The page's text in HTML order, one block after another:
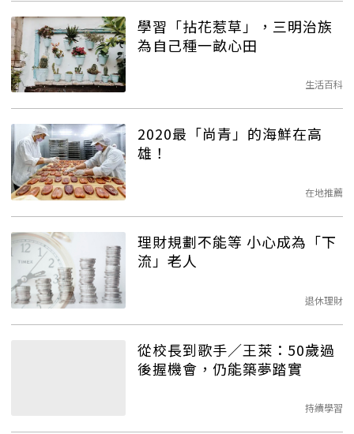
學習「拈花惹草」，三明治族
為自己種一畝心田
生活百科
2020最「尚青」的海鮮在高
雄！
在地推薦
理財規劃不能等 小心成為「下
流」老人
退休理財
從校長到歌手／王萊：50歲過
後握機會，仍能築夢踏實
持續學習